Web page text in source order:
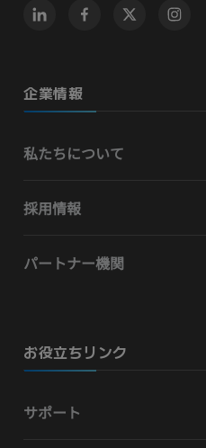
企業情報
私たちについて
採用情報
パートナー機関
お役立ちリンク
サポート